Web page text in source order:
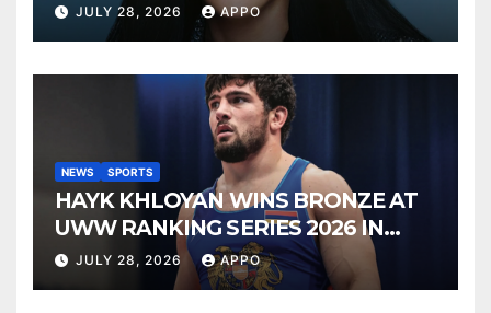
SONNY BONO’S WIDOW
JULY 28, 2026 APPO
NEWS SPORTS
HAYK KHLOYAN WINS BRONZE AT
UWW RANKING SERIES 2026 IN
BUDAPEST
JULY 28, 2026 APPO